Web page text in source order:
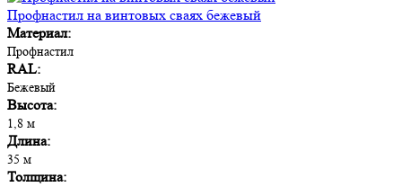
Профнастил на винтовых сваях бежевый
Материал:
Профнастил
RAL:
Бежевый
Высота:
1,8 м
Длина:
35 м
Толщина: